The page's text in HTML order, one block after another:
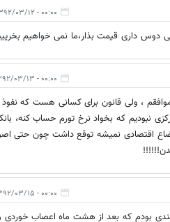
۰۰:۰۰ - ۱۳۹۲/۰۳/۱۲
داری قیمت بذار،ما نمی خواهیم
۰۰:۰۰ - ۱۳۹۲/۰۳/۱۳
نبودیم که بخواد نرخ تورم حساب کنه،
اقتصادی نمیشه توقع داشت چون حتی
۰۰:۰۰ - ۱۳۹۲/۰۳/۱۵
بودم که بعد از هشت ماه اعصاب خوردی